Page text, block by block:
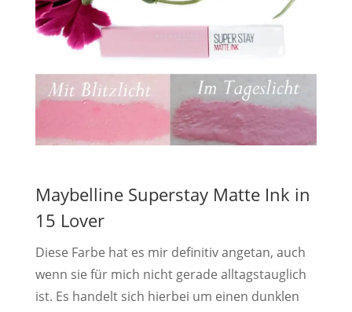
Maybelline Superstay Matte Ink in
15 Lover
Diese Farbe hat es mir definitiv angetan, auch
wenn sie für mich nicht gerade alltagstauglich
ist. Es handelt sich hierbei um einen dunklen